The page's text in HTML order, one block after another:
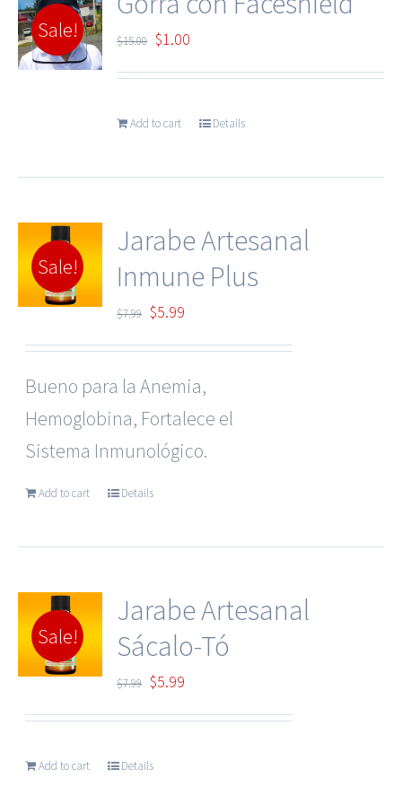
Sale! $15.00 Original
price
$15.00.
$1.00
price
$1.00.
Add to cart Details
Sale!
Jarabe Artesanal
Inmune Plus
$7.99 Original
price
$7.99.
$5.99
price
is:
$5.99.
Bueno para la Anemia,
Hemoglobina, Fortalece el
Sistema Inmunológico.
Add to cart Details
Sale!
Jarabe Artesanal
Sácalo-Tó
$7.99 Original
price
$7.99.
$5.99
price
Add to cart Details